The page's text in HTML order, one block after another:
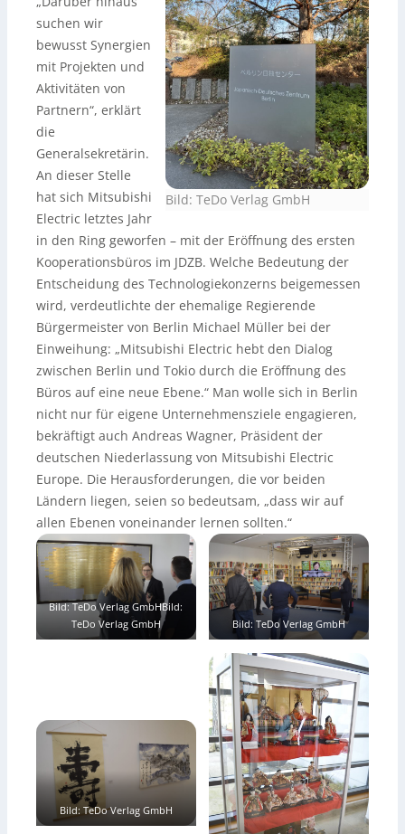
Bild: TeDo Verlag GmbH
suchen wir
bewusst Synergien
mit Projekten und
Aktivitäten von
Partnern“, erklärt
die
Generalsekretärin.
An dieser Stelle
hat sich Mitsubishi
Electric letztes Jahr
in den Ring geworfen – mit der Eröffnung des ersten
Kooperationsbüros im JDZB. Welche Bedeutung der
Entscheidung des Technologiekonzerns beigemessen
wird, verdeutlichte der ehemalige Regierende
Bürgermeister von Berlin Michael Müller bei der
Einweihung: „Mitsubishi Electric hebt den Dialog
zwischen Berlin und Tokio durch die Eröffnung des
Büros auf eine neue Ebene.“ Man wolle sich in Berlin
nicht nur für eigene Unternehmensziele engagieren,
bekräftigt auch Andreas Wagner, Präsident der
deutschen Niederlassung von Mitsubishi Electric
Europe. Die Herausforderungen, die vor beiden
Ländern liegen, seien so bedeutsam, „dass wir auf
allen Ebenen voneinander lernen sollten.“
Bild: TeDo Verlag GmbHBild:
TeDo Verlag GmbH
Bild: TeDo Verlag GmbH
Bild: TeDo Verlag GmbH